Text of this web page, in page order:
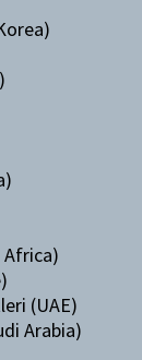
Africa)
(UAE)
Arabia)